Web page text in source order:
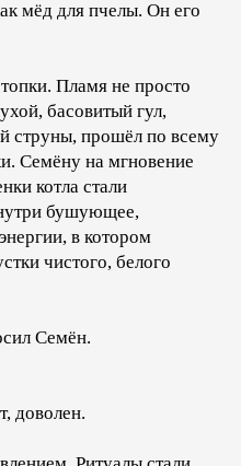
мёд для пчелы. Он его
Пламя не просто
басовитый гул,
струны, прошёл по всему
Семёну на мгновение
котла стали
бушующее,
в котором
чистого, белого
Семён.
доволен.